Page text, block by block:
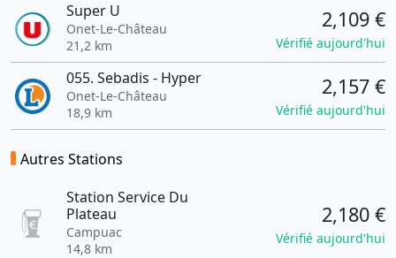
Super U
Onet-Le-Château
21,2 km
2,109 €
Vérifié aujourd'hui
055. Sebadis - Hyper
Onet-Le-Château
18,9 km
2,157 €
Vérifié aujourd'hui
Autres Stations
Station Service Du
Plateau
Campuac
14,8 km
2,180 €
Vérifié aujourd'hui